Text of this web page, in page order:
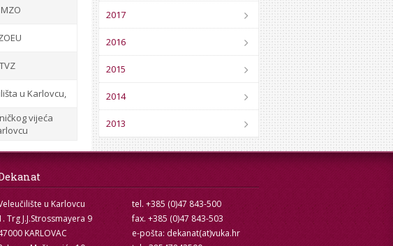
u Karlovcu,
vijeća
2017
2016
2015
2014
2013
u Karlovcu
Trg J.J.Strossmayera 9
KARLOVAC
tel. +385 (0)47 843-500
fax. +385 (0)47 843-503
e-pošta: dekanat(at)vuka.hr